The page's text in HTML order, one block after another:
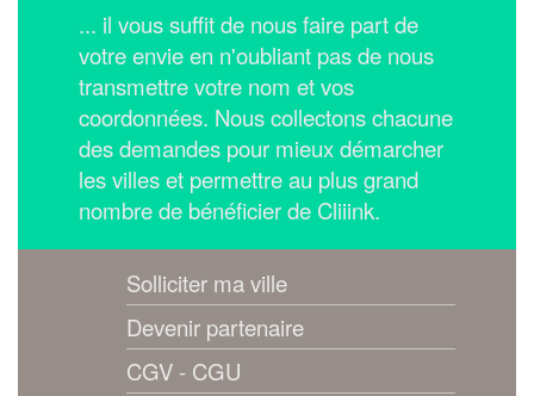
... il vous suffit de nous faire part de
votre envie en n'oubliant pas de nous
transmettre votre nom et vos
coordonnées. Nous collectons chacune
des demandes pour mieux démarcher
les villes et permettre au plus grand
nombre de bénéficier de Cliiink.
Solliciter ma ville
Devenir partenaire
CGV - CGU